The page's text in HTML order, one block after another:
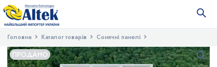
Головна Каталог товарів
Сонячні панелі
Двосторонні cонячні панелі
Сонячний фотоелектричний модуль
Luxen LNVU-580ND (bifacial)
ПРОДАНО